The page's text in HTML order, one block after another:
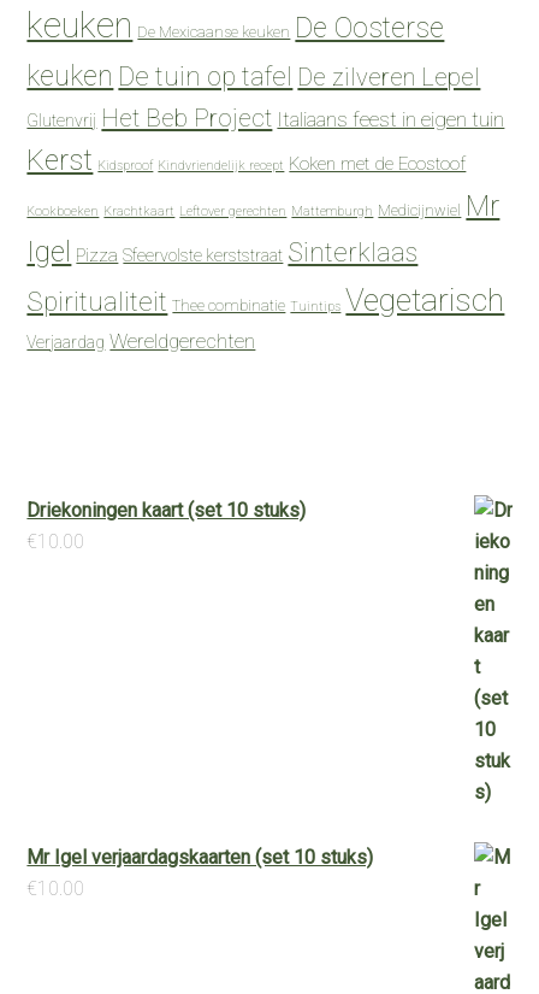
keuken De Mexicaanse keuken De Oosterse
keuken De tuin op tafel De zilveren Lepel
Glutenvrij Het Beb Project Italiaans feest in eigen tuin
Kerst Kidsproof Kindvriendelijk recept Koken met de Ecostoof
Kookboeken Krachtkaart Leftover gerechten Mattemburgh Medicijnwiel Mr
Igel
Pizza Sfeervolste kerststraat Sinterklaas
Spiritualiteit Thee combinatie Tuintips Vegetarisch
Verjaardag Wereldgerechten
Driekoningen kaart (set 10 stuks)
€10.00
Mr Igel verjaardagskaarten (set 10 stuks)
€10.00